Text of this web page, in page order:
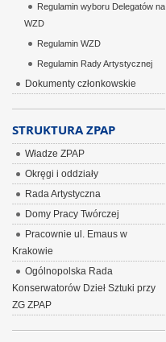
Regulamin wyboru Delegatów na
WZD
Regulamin WZD
Regulamin Rady Artystycznej
Dokumenty członkowskie
STRUKTURA ZPAP
Władze ZPAP
Okręgi i oddziały
Rada Artystyczna
Domy Pracy Twórczej
Pracownie ul. Emaus w
Krakowie
Ogólnopolska Rada
Konserwatorów Dzieł Sztuki przy
ZG ZPAP